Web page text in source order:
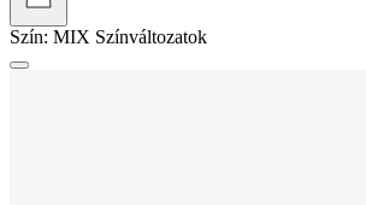
Szín: MIX Színváltozatok